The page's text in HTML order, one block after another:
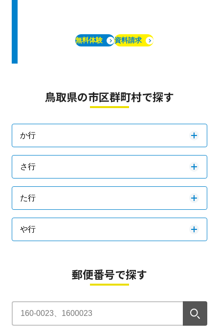
無料体験 資料請求
鳥取県の市区群町村で探す
か行
さ行
た行
や行
郵便番号で探す